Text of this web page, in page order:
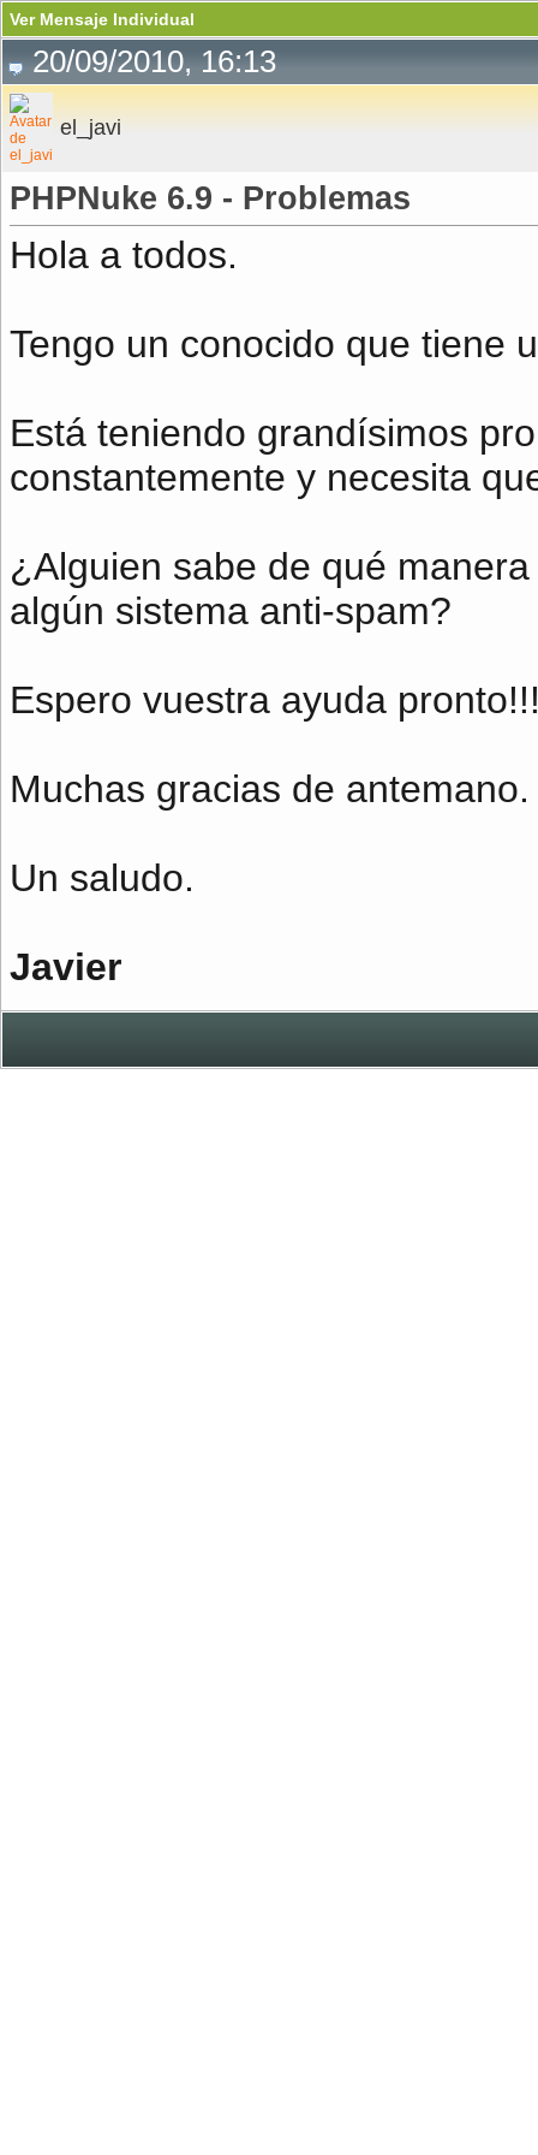
Ver Mensaje Individual
20/09/2010, 16:13
el_javi
PHPNuke 6.9 - Problemas
Hola a todos.
Tengo un conocido que tiene
Está teniendo grandísimos
constantemente y necesita
¿Alguien sabe de qué
algún sistema anti-spam?
Espero vuestra ayuda
Muchas gracias de antemano.
Un saludo.
Javier